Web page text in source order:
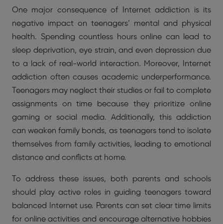
One major consequence of Internet addiction is its
negative impact on teenagers’ mental and physical
health. Spending countless hours online can lead to
sleep deprivation, eye strain, and even depression due
to a lack of real-world interaction. Moreover, Internet
addiction often causes academic underperformance.
Teenagers may neglect their studies or fail to complete
assignments on time because they prioritize online
gaming or social media. Additionally, this addiction
can weaken family bonds, as teenagers tend to isolate
themselves from family activities, leading to emotional
distance and conflicts at home.
To address these issues, both parents and schools
should play active roles in guiding teenagers toward
balanced Internet use. Parents can set clear time limits
for online activities and encourage alternative hobbies